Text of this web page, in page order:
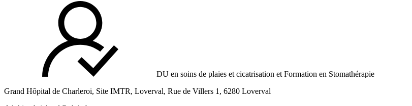
DU en soins de plaies et cicatrisation et Formation en Stomathérapie
Grand Hôpital de Charleroi, Site IMTR, Loverval, Rue de Villers 1, 6280 Loverval